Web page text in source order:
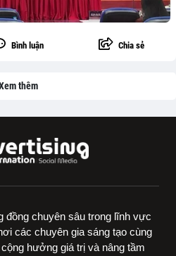
Bình luận Chia sẻ
thêm
đồng chuyên sâu trong lĩnh vực
các chuyên gia sáng tạo cùng
hưởng giá trị và nâng tầm